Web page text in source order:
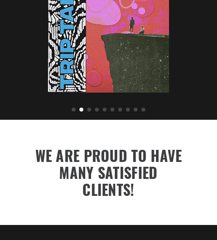
WE ARE PROUD TO HAVE
MANY SATISFIED
CLIENTS!